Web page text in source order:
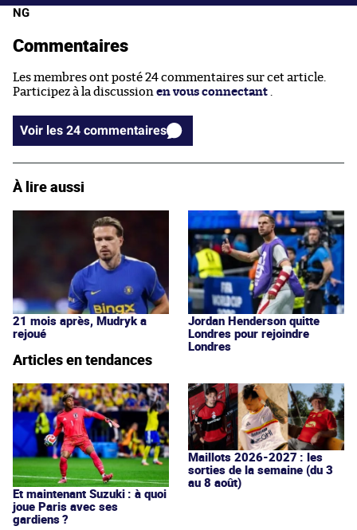
NG
Commentaires
Les membres ont posté 24 commentaires sur cet article.
Participez à la discussion en vous connectant .
Voir les 24 commentaires
À lire aussi
21 mois après, Mudryk a
rejoué
Jordan Henderson quitte
Londres pour rejoindre
Londres
Articles en tendances
Et maintenant Suzuki : à quoi
joue Paris avec ses
gardiens ?
Maillots 2026-2027 : les
sorties de la semaine (du 3
au 8 août)